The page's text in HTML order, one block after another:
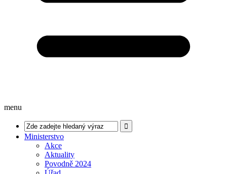
menu
Ministerstvo
Akce
Aktuality
Povodně 2024